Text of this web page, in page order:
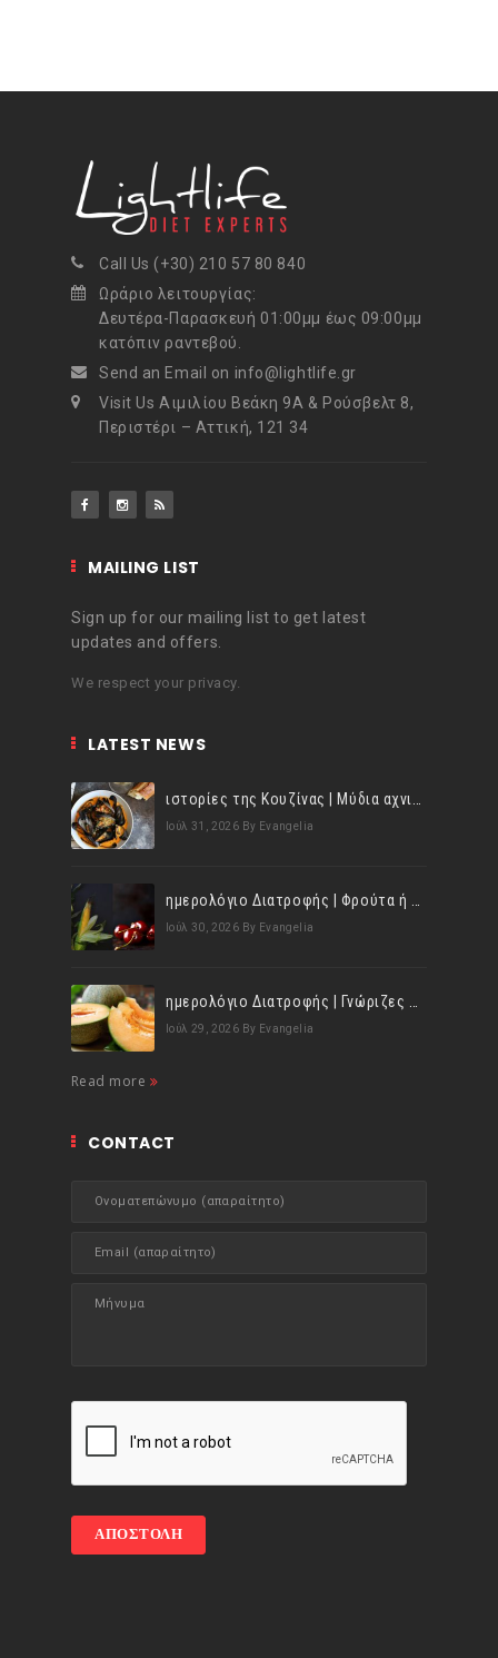
Call Us (+30) 210 57 80 840
Ωράριο λειτουργίας:
Δευτέρα-Παρασκευή 01:00μμ έως 09:00μμ
κατόπιν ραντεβού.
Send an Email on info@lightlife.gr
Visit Us Αιμιλίου Βεάκη 9Α & Ρούσβελτ 8,
Περιστέρι – Αττική, 121 34
MAILING LIST
Sign up for our mailing list to get latest
updates and offers.
We respect your privacy.
LATEST NEWS
Ιούλ 31, 2026 By Evangelia
Ιούλ 30, 2026 By Evangelia
Ιούλ 29, 2026 By Evangelia
Read more
CONTACT